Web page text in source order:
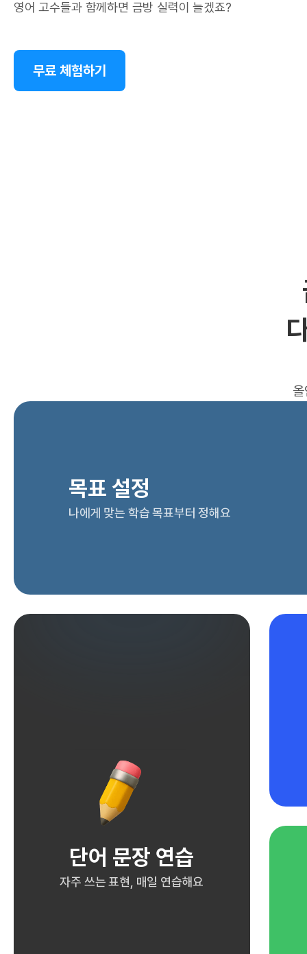
영어 고수들과 함께하면 금방 실력이 늘겠죠?
무료 체험하기
목표 설정
나에게 맞는 학습 목표부터 정해요
단어 문장 연습
자주 쓰는 표현, 매일 연습해요